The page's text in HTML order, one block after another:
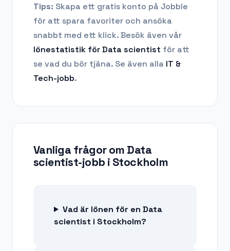
Tips: Skapa ett gratis konto på Jobble
för att spara favoriter och ansöka
snabbt med ett klick. Besök även vår
lönestatistik förData scientist för att
se vad du bör tjäna. Se även alla IT &
Tech-jobb.
Vanliga frågor om Data
scientist-jobb i Stockholm
Vad är lönen för en Data
scientist i Stockholm?